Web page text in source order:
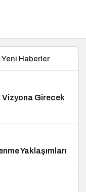
Yeni Haberler
Vizyona Girecek
Yaklaşımları